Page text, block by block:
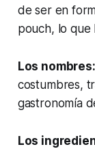
de ser en
pouch, lo que
Los nombres:
costumbres,
gastronomía
Los